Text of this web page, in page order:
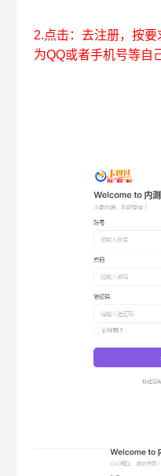
2.点击：去注册，按
为QQ或者手机号等自